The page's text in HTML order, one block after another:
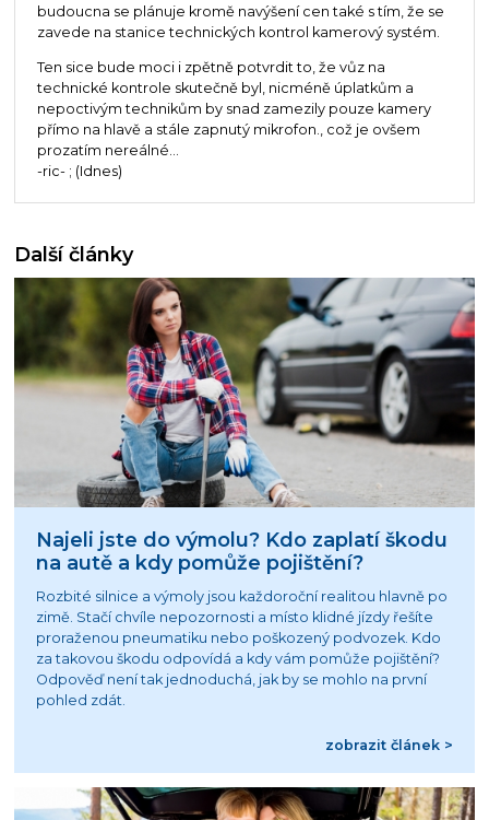
budoucna se plánuje kromě navýšení cen také s tím, že se
zavede na stanice technických kontrol kamerový systém.
Ten sice bude moci i zpětně potvrdit to, že vůz na
technické kontrole skutečně byl, nicméně úplatkům a
nepoctivým technikům by snad zamezily pouze kamery
přímo na hlavě a stále zapnutý mikrofon., což je ovšem
prozatím nereálné...
-ric- ; (Idnes)
Další články
Najeli jste do výmolu? Kdo zaplatí škodu
na autě a kdy pomůže pojištění?
Rozbité silnice a výmoly jsou každoroční realitou hlavně po
zimě. Stačí chvíle nepozornosti a místo klidné jízdy řešíte
proraženou pneumatiku nebo poškozený podvozek. Kdo
za takovou škodu odpovídá a kdy vám pomůže pojištění?
Odpověď není tak jednoduchá, jak by se mohlo na první
pohled zdát.
zobrazit článek >